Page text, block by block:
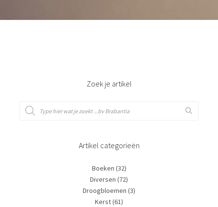
Zoek je artikel
Artikel categorieën
Boeken (32)
Diversen (72)
Droogbloemen (3)
Kerst(61)